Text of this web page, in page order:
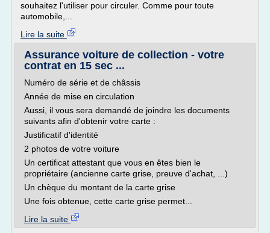
souhaitez l'utiliser pour circuler. Comme pour toute
automobile,...
Lire la suite
Assurance voiture de collection - votre
contrat en 15 sec ...
Numéro de série et de châssis
Année de mise en circulation
Aussi, il vous sera demandé de joindre les documents
suivants afin d'obtenir votre carte :
Justificatif d'identité
2 photos de votre voiture
Un certificat attestant que vous en êtes bien le
propriétaire (ancienne carte grise, preuve d'achat, ...)
Un chèque du montant de la carte grise
Une fois obtenue, cette carte grise permet...
Lire la suite